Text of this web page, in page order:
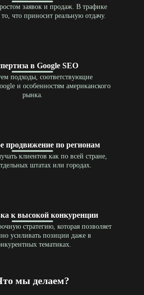
заявок и продаж. В трафике
что приносит реальную отдачу.
в Google SEO
подходы, соответствующие
и особенностям американского
рынка.
продвижение по регионам
клиентов как по всей стране,
штатах или городах.
к высокой конкуренции
стратегию, которая позволяет
усиливать позиции даже в
тематиках.
мы делаем?